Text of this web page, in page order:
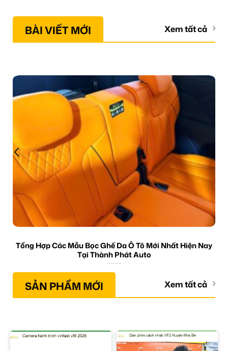
BÀI VIẾT MỚI Xem tất cả
Tổng Hợp Các Mẫu Bọc Ghế Da Ô Tô Mới Nhất Hiện Nay
Tại Thành Phát Auto
SẢN PHẨM MỚI Xem tất cả